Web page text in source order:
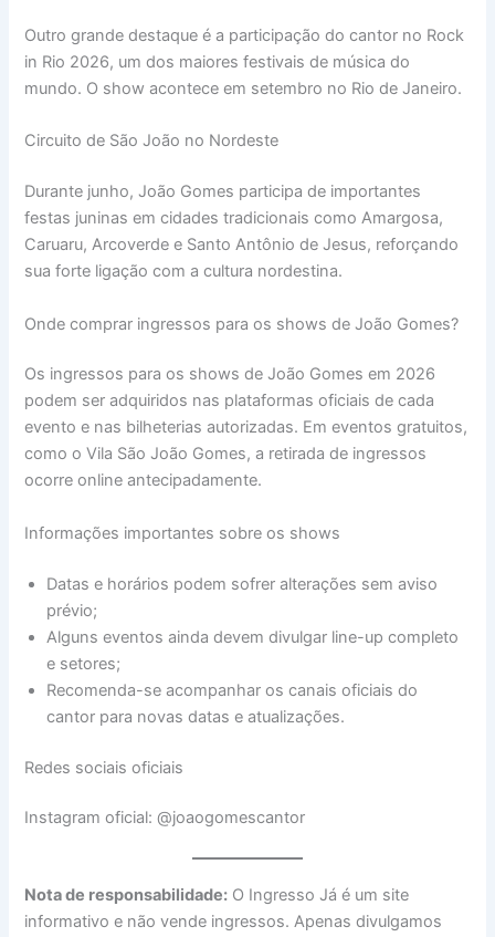
Outro grande destaque é a participação do cantor no Rock
in Rio 2026, um dos maiores festivais de música do
mundo. O show acontece em setembro no Rio de Janeiro.
Circuito de São João no Nordeste
Durante junho, João Gomes participa de importantes
festas juninas em cidades tradicionais como Amargosa,
Caruaru, Arcoverde e Santo Antônio de Jesus, reforçando
sua forte ligação com a cultura nordestina.
Onde comprar ingressos para os shows de João Gomes?
Os ingressos para os shows de João Gomes em 2026
podem ser adquiridos nas plataformas oficiais de cada
evento e nas bilheterias autorizadas. Em eventos gratuitos,
como o Vila São João Gomes, a retirada de ingressos
ocorre online antecipadamente.
Informações importantes sobre os shows
Datas e horários podem sofrer alterações sem aviso
prévio;
Alguns eventos ainda devem divulgar line-up completo
e setores;
Recomenda-se acompanhar os canais oficiais do
cantor para novas datas e atualizações.
Redes sociais oficiais
Instagram oficial: @joaogomescantor
Nota de responsabilidade: O Ingresso Já é um site
informativo e não vende ingressos. Apenas divulgamos